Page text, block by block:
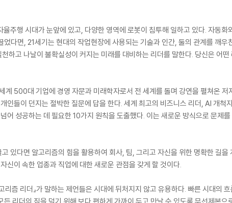
주행 시대가 눈앞에 있고, 다양한 영역에 로봇이 침투해 일하고 있다. 자동
다면, 21세기는 현대의 작업현장에 사용되는 기술과 인간, 둘의 관계를 깨우
하고 나날이 불확실성이 커지는 미래를 대비하는 리더를 말한다. 당신은 어
세계 500대 기업에 경영 자문과 미래학자로서 전 세계를 돌며 강연을 펼쳐온
인들이 던지는 절박한 질문에 답을 한다. 세계 최고의 비즈니스 리더, AI 개척
어 성공하는 데 필요한 10가지 원칙을 도출했다. 이는 새로운 방식으로 문제
있다면 알고리즘의 힘을 활용하여 회사, 팀, 그리고 자신을 위한 명확한 길
신이 속한 업종과 직업에 대한 새로운 관점을 갖게 할 것이다.
리즘 리더』가 말하는 제언들은 시대에 뒤처지지 않고 유용하다. 빠른 시대의